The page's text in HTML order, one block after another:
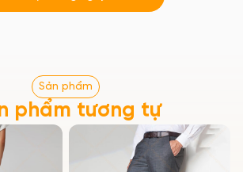
Sản phẩm
phẩm tương tự